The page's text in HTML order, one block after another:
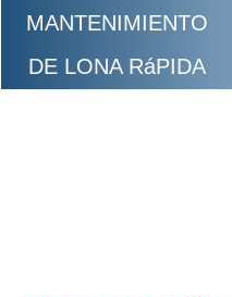
MANTENIMIENTO
DE LONA RáPIDA